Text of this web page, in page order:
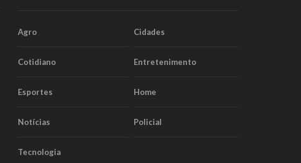
Agro Cidades
Cotidiano Entretenimento
Esportes Home
Notícias Policial
Tecnologia